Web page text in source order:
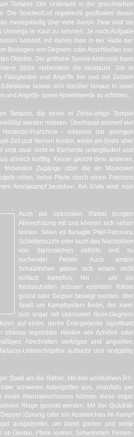
Tartaros (der Unterwelt in der griechischen
Die Spielwelt ist regelrecht gepflastert davon
zwangsläufig über viele davon. Zwar sind sie
in Kauf zu nehmen. Je nach Aufgabe
belohnt, mit denen man in der Halle der
Besiegen von Gegnern oder Abschließen von
Objekte. Die göttliche Speise Ambrosia kann
Blitze verbessern die Ausdauer. Die in
Fähigkeiten und Angriffe frei und mit Zutaten
lassen sich darüber hinaus in einer
und Angriffs- sowie Abwehrwerte zu erhöhen.
Tartaros, die einen in Zelda-artige Tempel
werden müssen. Überhaupt erinnert viel
Franchise - inklusive der geringen
Zeit und Nerven kosten, einen am Ende aber
sind zwar nicht in Elemente untergliedert und
ähnlich knifflig. Keiner gleicht dem anderen,
Zugänge oder die an Missionen
rollen, seine Pfeile durch einen Parcours
Arenakampf bestehen. Am Ende wird man
Auch die optionalen Rätsel bringen
Abwechslung mit und können sich sehen
lassen. Seien es besagte Pfeil-Parcours,
Schiebepuzzle oder auch das Nachbilden
von Sternzeichen mithilfe erst zu
suchender Perlen. Auch simple
Schatztruhen geben sich einem nicht
einfach kampflos hin - um sie
freizuschalten müssen ebenfalls Rätsel
gelöst oder Gegner besiegt werden. Wer
Spaß am Kampfsystem findet, der kann
sich sogar mit optionalen Boss-Gegnern
auf einen, deren Energieleiste signifikant
ebenso legendäre Helden wie Achilles oder
Abschnitten verfolgen und angreifen.
Unterschlüpfen aufsucht und endgültig
Spaß als die Rätsel. Mit den unintuitiven R1-
schweren Axtangriffen aus, ebenfalls per
Alternativschusses können diese sogar
Ringe gelenkt werden. Mit der Quadrat-
)Sprung oder ein Ausweichen im Kampf
ausgebreitet, um damit gleiten und weite
Gleiten, Pfeile lenken, Schwimmen, Felsen-